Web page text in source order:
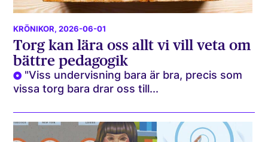
KRÖNIKOR, 2026-06-01
Torg kan lära oss allt vi vill veta om
bättre pedagogik
"Viss undervisning bara är bra, precis som
vissa torg bara drar oss till...